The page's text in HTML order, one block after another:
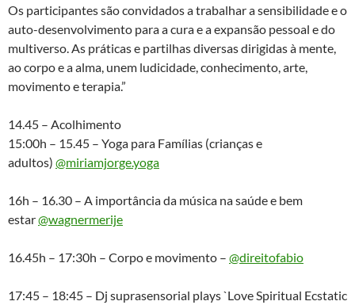
Os participantes são convidados a trabalhar a sensibilidade e o
auto-desenvolvimento para a cura e a expansão pessoal e do
multiverso. As práticas e partilhas diversas dirigidas à mente,
ao corpo e a alma, unem ludicidade, conhecimento, arte,
movimento e terapia.”
14.45 – Acolhimento
15:00h – 15.45 – Yoga para Famílias (crianças e
adultos) @miriamjorge.yoga
16h – 16.30 – A importância da música na saúde e bem
estar@wagnermerije
16.45h – 17:30h – Corpo e movimento – @direitofabio
17:45 – 18:45 – Dj suprasensorial plays `Love Spiritual Ecstatic